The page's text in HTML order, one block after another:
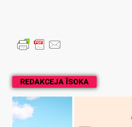
REDAKCEJA ĪSOKA